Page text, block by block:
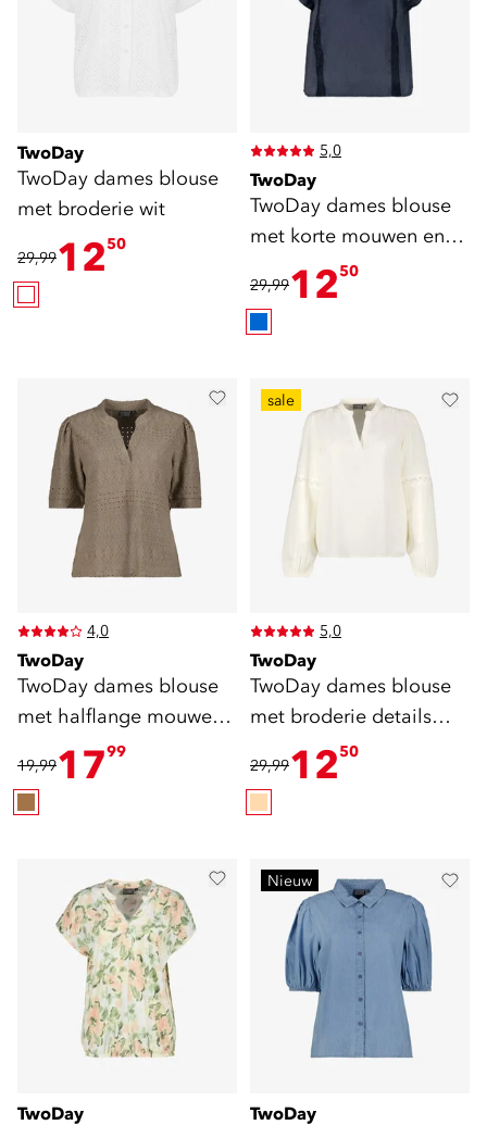
TwoDay
TwoDay dames blouse
met broderie wit
29,991250
5,0
TwoDay
TwoDay dames blouse
met korte mouwen en
kwastjes
29,991250
4,0
TwoDay
TwoDay dames blouse
met halflange mouwen
19,991799
sale
5,0
TwoDay
TwoDay dames blouse
met broderie details
lichtbeige
29,991250
TwoDay
Nieuw
TwoDay